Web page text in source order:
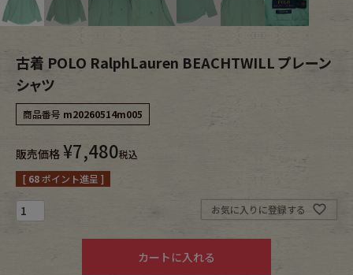
Bottoms Fafatt
レディース商品カテゴリーから探す
Tops
Outer
Fafatt
小物・アクセサリーから探す
古着 POLO RalphLauren BEACHTWILL プレーン
シャツ
商品番号 m20260514m005
販売価格 ¥7,480税込
[ 68ポイント進呈 ]
お気に入りに登録する
カートに入れる